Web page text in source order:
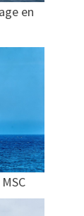
en